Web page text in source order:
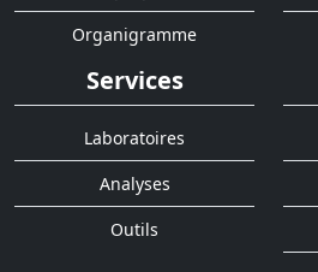
Organigramme
Services
Laboratoires
Analyses
Outils